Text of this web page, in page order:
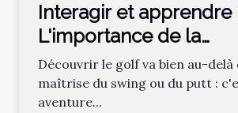
Interagir et apprendre
L'importance de la
communauté dans
l'apprentissage du
Découvrir le golf va bien au-delà
maîtrise du swing ou du putt :
aventure...